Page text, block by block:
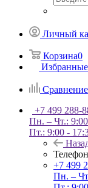
Личный
Корзина0
+7 499 288-
Пн. – Чт.:
Пт.: 9:00 -
+7 499
Пн. –